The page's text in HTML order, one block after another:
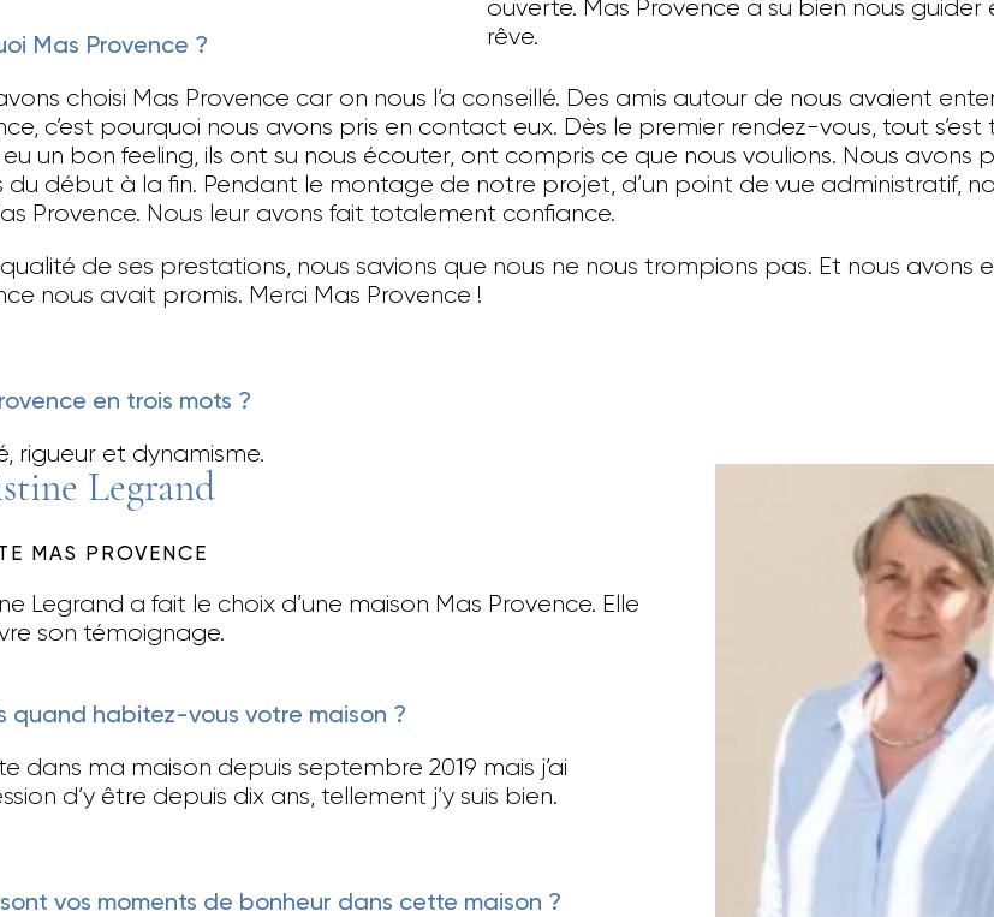
ouverte. Mas Provence a su bien nous guider
rêve.
Mas Provence ?
choisi Mas Provence car on nous l’a conseillé. Des amis autour de nous avaient
c’est pourquoi nous avons pris en contact eux. Dès le premier rendez-vous, tout s’est
un bon feeling, ils ont su nous écouter, ont compris ce que nous voulions. Nous avons
du début à la fin. Pendant le montage de notre projet, d’un point de vue administratif,
Provence. Nous leur avons fait totalement confiance.
de ses prestations, nous savions que nous ne nous trompions pas. Et nous avons
nous avait promis. Merci Mas Provence !
en trois mots ?
rigueur et dynamisme.
Legrand
MAS PROVENCE
Legrand a fait le choix d’une maison Mas Provence. Elle
son témoignage.
quand habitez-vous votre maison ?
dans ma maison depuis septembre 2019 mais j’ai
d’y être depuis dix ans, tellement j’y suis bien.
vos moments de bonheur dans cette maison ?